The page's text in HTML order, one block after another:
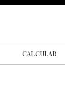
CALCULAR